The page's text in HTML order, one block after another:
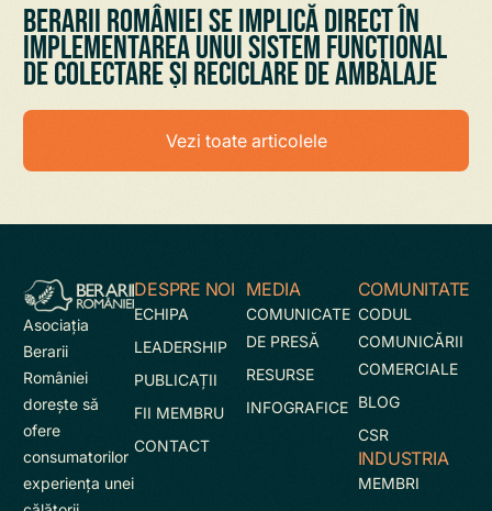
Berarii României se implică direct în
implementarea unui sistem funcțional
de colectare și reciclare de ambalaje
Vezi toate articolele
Asociaţia
Berarii
României
doreşte să
ofere
consumatorilor
experienţa unei
DESPRE NOI
ECHIPA
LEADERSHIP
PUBLICAȚII
FII MEMBRU
CONTACT
MEDIA
COMUNICATE
DE PRESĂ
RESURSE
INFOGRAFICE
COMUNITATE
CODUL
COMUNICĂRII
COMERCIALE
BLOG
CSR
INDUSTRIA
MEMBRI